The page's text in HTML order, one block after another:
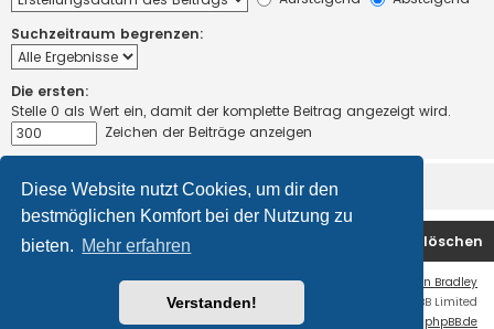
Diese Website nutzt Cookies, um dir den
bestmöglichen Komfort bei der Nutzung zu
bieten. Mehr erfahren
Verstanden!
Suchzeitraum begrenzen:
Die ersten:
Stelle 0 als Wert ein, damit der komplette Beitrag angezeigt wird.
Zeichen der Beiträge anzeigen
Startseite Foren-Übersicht Alle Cookies löschen
Ian Bradley
Powered byphpBB
® Forum Software © phpBB Limited
Deutsche Übersetzung durch phpBB.de